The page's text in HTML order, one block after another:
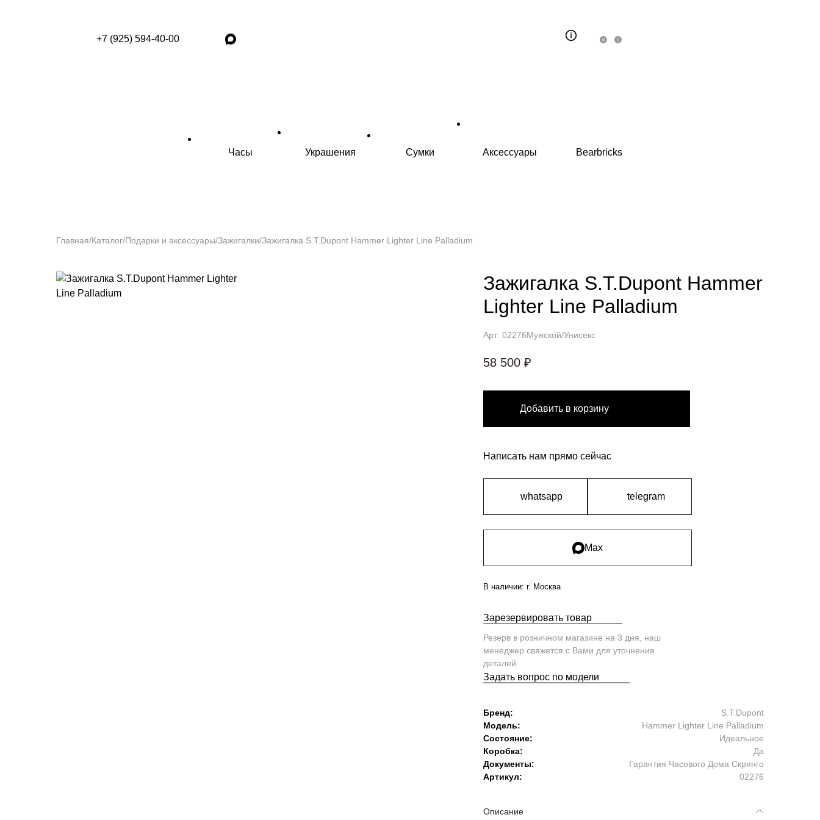
+7 (925) 594-40-00 0 0
Часы Украшения Сумки Аксессуары Bearbricks
Главная/Каталог/Подарки и аксессуары/Зажигалки/Зажигалка S.T.Dupont Hammer Lighter Line Palladium
Зажигалка S.T.Dupont Hammer
Lighter Line Palladium
Арт: 02276Мужской/Унисекс
58 500 ₽
Добавить в корзину
Написать нам прямо сейчас
whatsapp telegram
Max
В наличии: г. Москва
Зарезервировать товар
Резерв в розничном магазине на 3 дня, наш
менеджер свяжется с Вами для уточнения
деталей
Задать вопрос по модели
Бренд:
S.T.Dupont
Модель:
Hammer Lighter Line Palladium
Состояние:
Идеальное
Коробка:
Да
Документы:
Гарантия Часового Дома Скринго
Артикул:
02276
Описание